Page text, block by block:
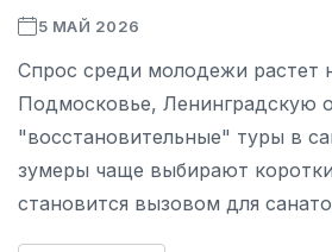
5 МАЙ 2026
Спрос среди молодежи растет
Подмосковье, Ленинградскую
"восстановительные" туры в
зумеры чаще выбирают
становится вызовом для